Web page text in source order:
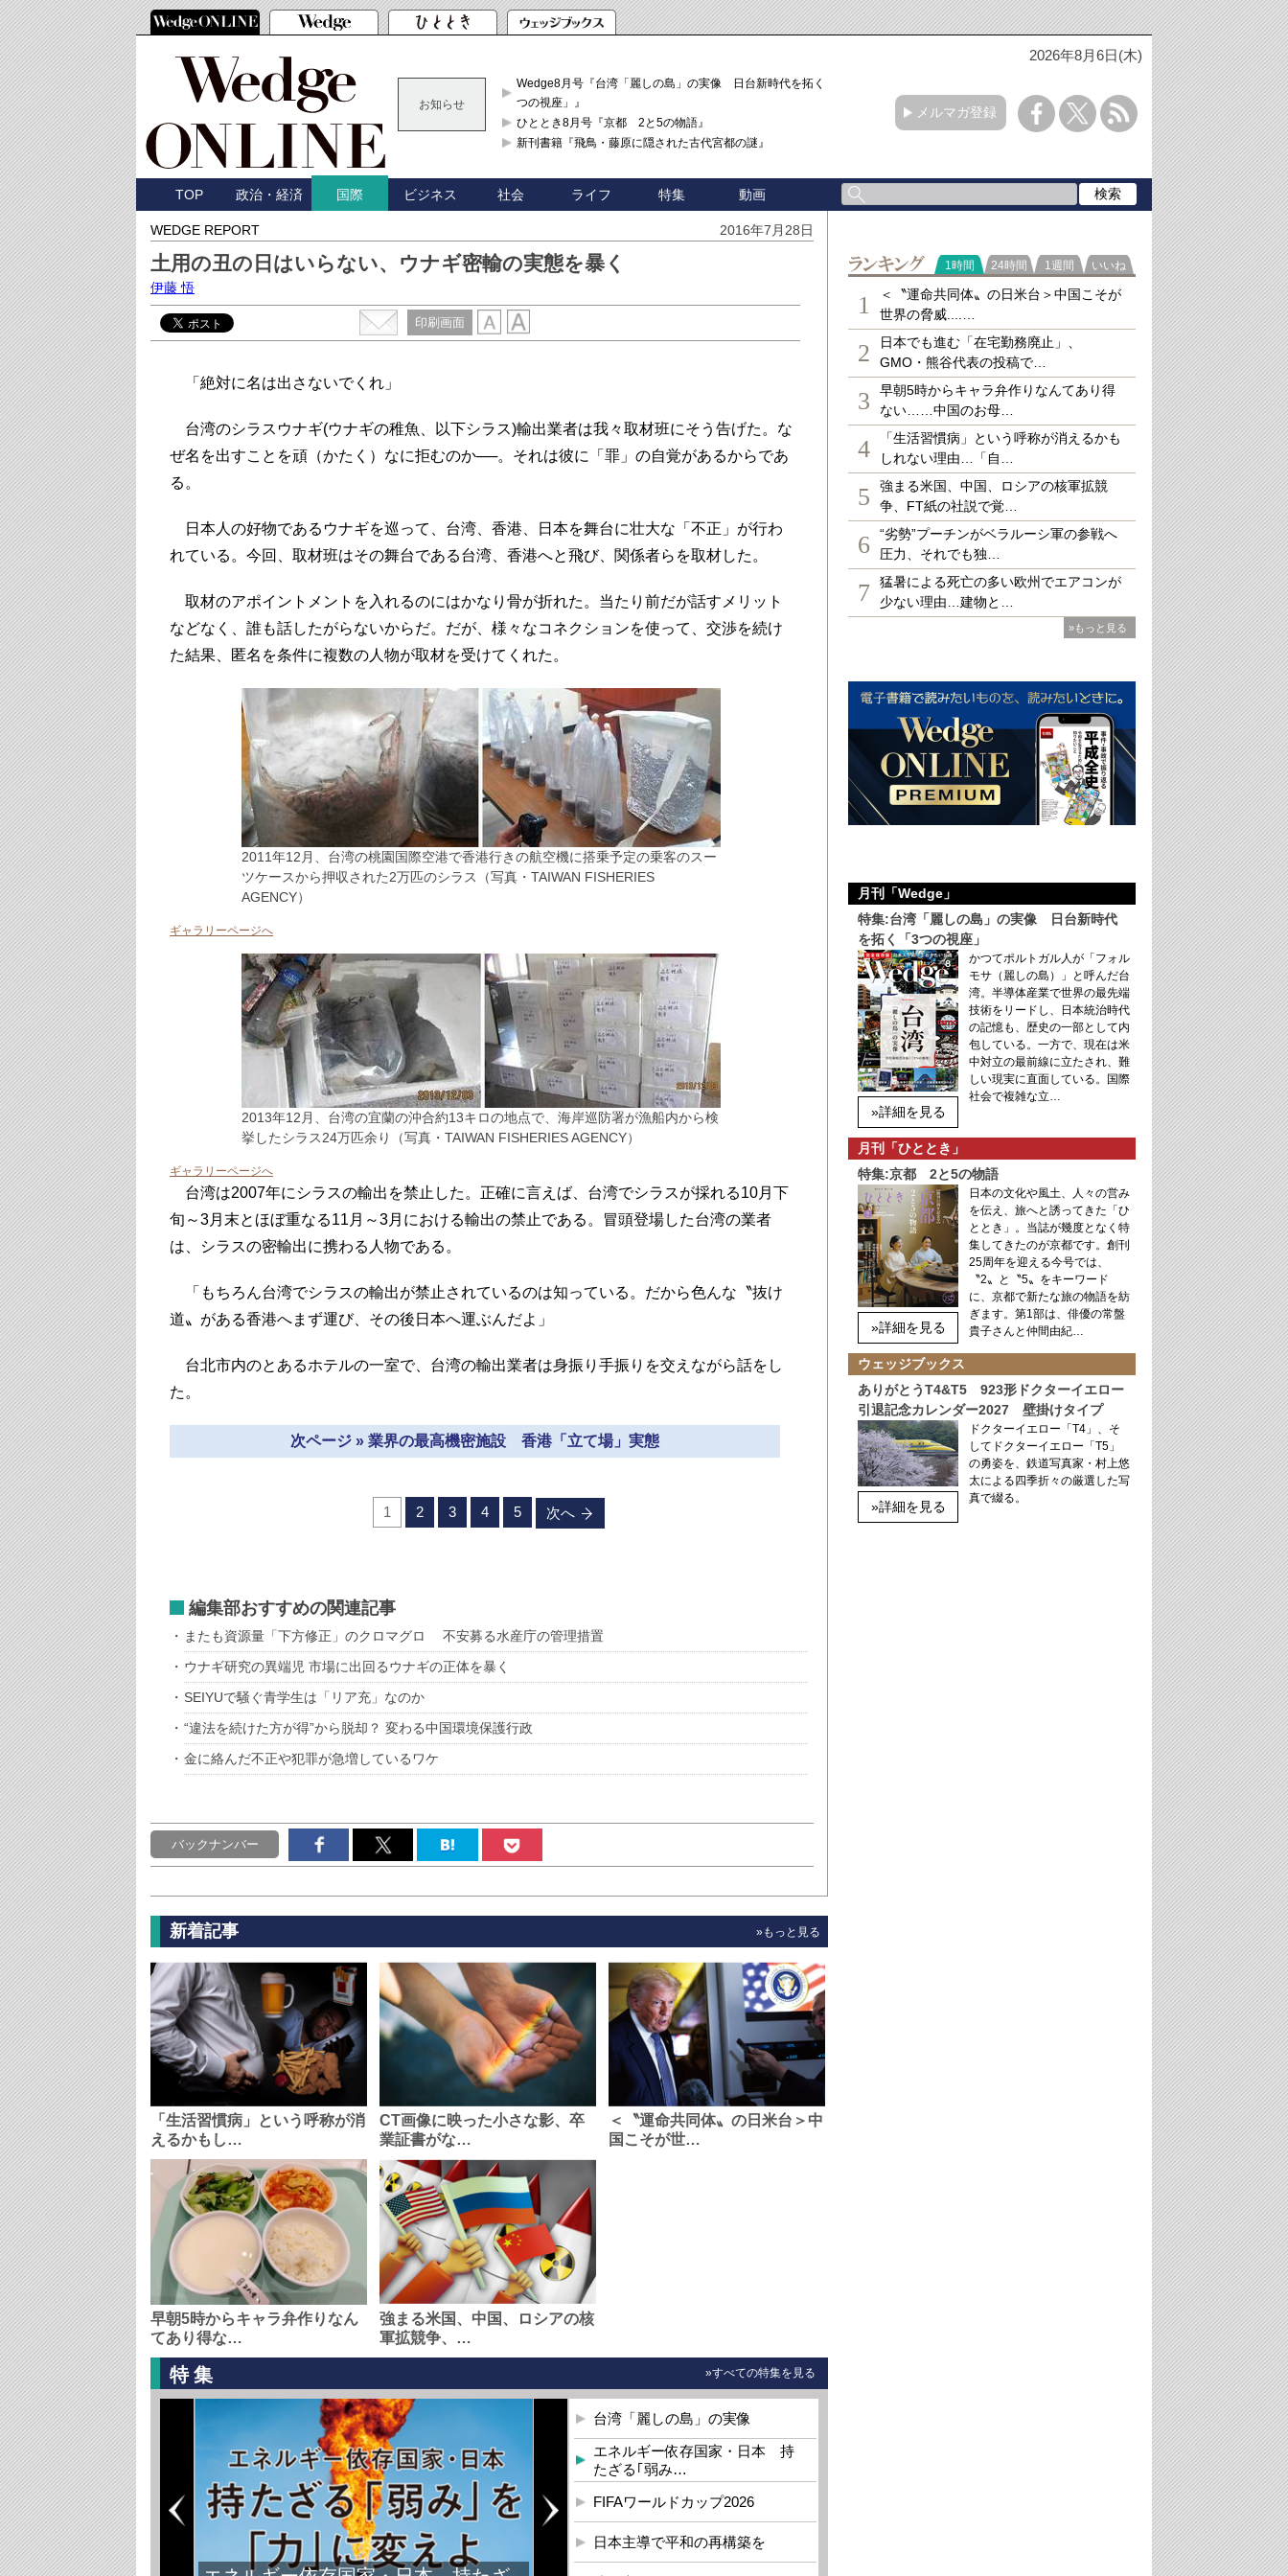
2026年8月6日(木)
お知らせ
Wedge8月号『台湾「麗しの島」の実像 日台新時代を拓く「3
つの視座」』
ひととき8月号『京都 2と5の物語』
新刊書籍『飛鳥・藤原に隠された古代宮都の謎』
メルマガ登録
TOP 政治・経済 国際 ビジネス 社会 ライフ 特集 動画
WEDGE REPORT 2016年7月28日
土用の丑の日はいらない、ウナギ密輸の実態を暴く
伊藤 悟
印刷画面
「絶対に名は出さないでくれ」
台湾のシラスウナギ(ウナギの稚魚、以下シラス)輸出業者は我々取材班にそう告げた。な
ぜ名を出すことを頑（かたく）なに拒むのか──。それは彼に「罪」の自覚があるからであ
る。
日本人の好物であるウナギを巡って、台湾、香港、日本を舞台に壮大な「不正」が行わ
れている。今回、取材班はその舞台である台湾、香港へと飛び、関係者らを取材した。
取材のアポイントメントを入れるのにはかなり骨が折れた。当たり前だが話すメリット
などなく、誰も話したがらないからだ。だが、様々なコネクションを使って、交渉を続け
た結果、匿名を条件に複数の人物が取材を受けてくれた。
2011年12月、台湾の桃園国際空港で香港行きの航空機に搭乗予定の乗客のスー
ツケースから押収された2万匹のシラス（写真・TAIWAN FISHERIES
AGENCY）
ギャラリーページへ
2013年12月、台湾の宜蘭の沖合約13キロの地点で、海岸巡防署が漁船内から検
挙したシラス24万匹余り（写真・TAIWAN FISHERIES AGENCY）
ギャラリーページへ
台湾は2007年にシラスの輸出を禁止した。正確に言えば、台湾でシラスが採れる10月下
旬～3月末とほぼ重なる11月～3月における輸出の禁止である。冒頭登場した台湾の業者
は、シラスの密輸出に携わる人物である。
「もちろん台湾でシラスの輸出が禁止されているのは知っている。だから色んな〝抜け
道〟がある香港へまず運び、その後日本へ運ぶんだよ」
台北市内のとあるホテルの一室で、台湾の輸出業者は身振り手振りを交えながら話をし
た。
次ページ » 業界の最高機密施設 香港「立て場」実態
1 2 3 4 5 次へ
編集部おすすめの関連記事
またも資源量「下方修正」のクロマグロ 不安募る水産庁の管理措置
ウナギ研究の異端児 市場に出回るウナギの正体を暴く
SEIYUで騒ぐ青学生は「リア充」なのか
“違法を続けた方が得”から脱却？ 変わる中国環境保護行政
金に絡んだ不正や犯罪が急増しているワケ
バックナンバー
新着記事 »もっと見る
「生活習慣病」という呼称が消
えるかもし…
CT画像に映った小さな影、卒
業証書がな…
＜〝運命共同体〟の日米台＞中
国こそが世…
早朝5時からキャラ弁作りなん
てあり得な…
強まる米国、中国、ロシアの核
軍拡競争、…
特集 »すべての特集を見る
台湾「麗しの島」の実像
エネルギー依存国家・日本 持
たざる｢弱み…
FIFAワールドカップ2026
日本主導で平和の再構築を
ランキング
1時間 24時間 1週間 いいね
1
＜〝運命共同体〟の日米台＞中国こそが
世界の脅威....…
2
日本でも進む「在宅勤務廃止」、
GMO・熊谷代表の投稿で…
3
早朝5時からキャラ弁作りなんてあり得
ない……中国のお母…
4
「生活習慣病」という呼称が消えるかも
しれない理由…「自…
5
強まる米国、中国、ロシアの核軍拡競
争、FT紙の社説で覚…
6
“劣勢”プーチンがベラルーシ軍の参戦へ
圧力、それでも独…
7
猛暑による死亡の多い欧州でエアコンが
少ない理由…建物と…
»もっと見る
月刊「Wedge」
特集:台湾「麗しの島」の実像 日台新時代
を拓く「3つの視座」
»詳細を見る
かつてポルトガル人が「フォル
モサ（麗しの島）」と呼んだ台
湾。半導体産業で世界の最先端
技術をリードし、日本統治時代
の記憶も、歴史の一部として内
包している。一方で、現在は米
中対立の最前線に立たされ、難
しい現実に直面している。国際
社会で複雑な立…
月刊「ひととき」
特集:京都 2と5の物語
»詳細を見る
日本の文化や風土、人々の営み
を伝え、旅へと誘ってきた「ひ
ととき」。当誌が幾度となく特
集してきたのが京都です。創刊
25周年を迎える今号では、
〝2〟と〝5〟をキーワード
に、京都で新たな旅の物語を紡
ぎます。第1部は、俳優の常盤
貴子さんと仲間由紀…
ウェッジブックス
ありがとうT4&T5 923形ドクターイエロー
引退記念カレンダー2027 壁掛けタイプ
»詳細を見る
ドクターイエロー「T4」、そ
してドクターイエロー「T5」
の勇姿を、鉄道写真家・村上悠
太による四季折々の厳選した写
真で綴る。